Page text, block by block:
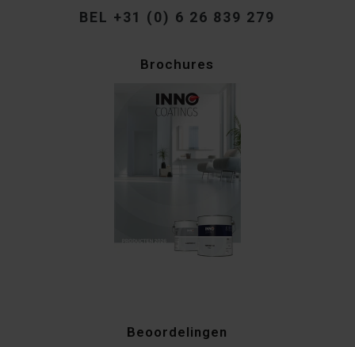
BEL +31 (0) 6 26 839 279
Brochures
Beoordelingen